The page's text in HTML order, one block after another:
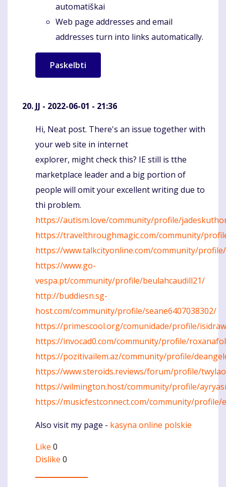
automatiškai
Web page addresses and email
addresses turn into links automatically.
JJ - 2022-06-01 - 21:36
Komentaras
Hi, Neat post. There's an issue together with
your web site in internet
explorer, might check this? IE still is tthe
marketplace leader and a big portion of
people will omit your excellent writing due to
thi problem.
https://autism.love/community/profile/
https://travelthroughmagic.com/community/
https://www.talkcityonline.com/community/
https://www.go-
vespa.pt/community/profile/beulahcaudill21/
http://buddiesn.sg-
host.com/community/profile/seane6407038302/
https://primescool.org/comunidade/profile/
https://invocad0.com/community/profile/
https://pozitivailem.az/community/profile/
https://www.steroids.reviews/forum/profile/
https://wilmington.host/community/profile/
https://musicfestconnect.com/community/
Also visit my page - kasyna online polskie
Like 0
Dislike 0